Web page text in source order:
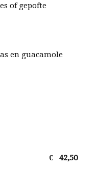
of gepofte
en guacamole
€ 42,50